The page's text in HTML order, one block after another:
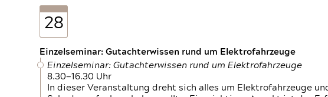
28
Einzelseminar: Gutachterwissen rund um Elektrofahrzeuge
Einzelseminar: Gutachterwissen rund um Elektrofahrzeuge
8.30—16.30 Uhr
In dieser Veranstaltung dreht sich alles um Elektrofahrzeuge